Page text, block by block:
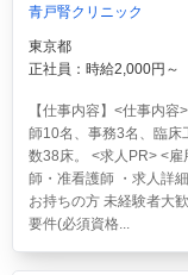
青戸腎クリニック
東京都
正社員：時給2,000円～
【仕事内容】<仕事内
師10名、事務3名、臨床
数38床。 <求人PR> <
師・准看護師 ・求人詳
お持ちの方 未経験者大
要件(必須資格...